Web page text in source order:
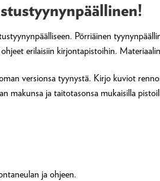
Pörriäinen
erilaisiin kirjontapistoihin.
versionsa tyynystä. Kirjo kuviot
makunsa ja taitotasonsa mukaisilla
ja ohjeen.